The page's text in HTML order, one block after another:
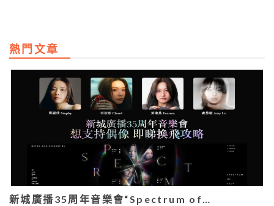
熱門文章
新城廣播35周年音樂會“Spectrum of…